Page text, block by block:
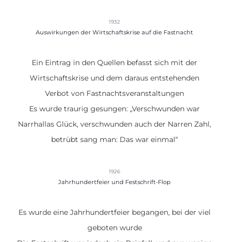
1932
Auswirkungen der Wirtschaftskrise auf die Fastnacht
Ein Eintrag in den Quellen befasst sich mit der
Wirtschaftskrise und dem daraus entstehenden
Verbot von Fastnachtsveranstaltungen
Es wurde traurig gesungen: „Verschwunden war
Narrhallas Glück, verschwunden auch der Narren Zahl,
betrübt sang man: Das war einmal“
1926
Jahrhundertfeier und Festschrift-Flop
Es wurde eine Jahrhundertfeier begangen, bei der viel
geboten wurde